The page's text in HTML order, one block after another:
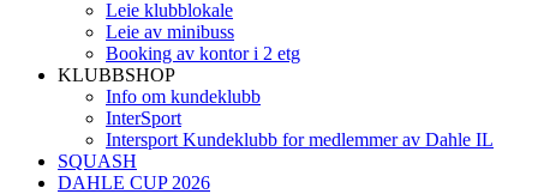
Leie klubblokale
Leie av minibuss
Booking av kontor i 2 etg
KLUBBSHOP
Info om kundeklubb
InterSport
Intersport Kundeklubb for medlemmer av Dahle IL
SQUASH
DAHLE CUP 2026